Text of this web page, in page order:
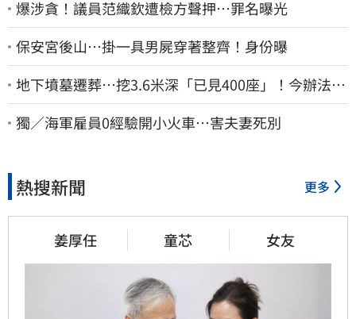
爆涉貪！議員范織欽遭檢方聲押…罪名曝光
保安宮後山…掛一具男屍穿著整齊！身份曝
地下墳墓遷葬…挖3.6米深「已見400座」！今辦法會
安撫祖先
獨／海軍雇員0經驗開小火車…害夫妻死別
熱搜新聞 更多
姜厚任 童芯 女友